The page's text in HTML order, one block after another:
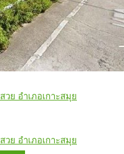
ย อำเภอเกาะสมุย
ย อำเภอเกาะสมุย